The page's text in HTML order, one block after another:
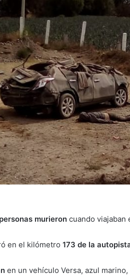
murieron cuando viajaban
en el kilómetro 173 de la
en un vehículo Versa, azul